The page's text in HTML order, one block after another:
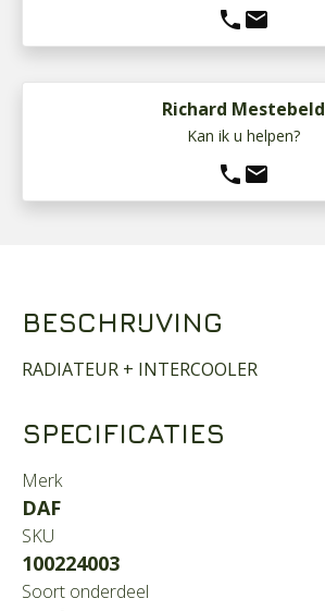
phone mail
Richard Mestebeld
Kan ik u helpen?
phone mail
BESCHRIJVING
RADIATEUR + INTERCOOLER
SPECIFICATIES
Merk
DAF
SKU
100224003
Soort onderdeel